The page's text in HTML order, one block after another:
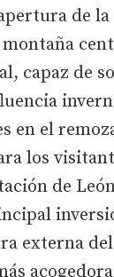
de
capaz de
en el
los
de
externa